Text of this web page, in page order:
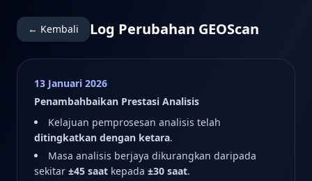
← Kembali Log Perubahan GEOScan
13 Januari 2026
Penambahbaikan Prestasi Analisis
Kelajuan pemprosesan analisis telah
ditingkatkan dengan ketara.
Masa analisis berjaya dikurangkan daripada
sekitar ±45 saat kepada ±30 saat.